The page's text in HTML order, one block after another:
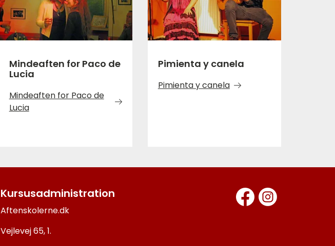
Mindeaften for Paco de
Lucia
Mindeaften for Paco de
Lucia
Pimienta y canela
Pimienta y canela
Kursusadministration
Aftenskolerne.dk
Vejlevej 65, 1.